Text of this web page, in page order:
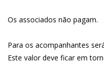
Os associados não pagam.
Para os acompanhantes
Este valor deve ficar em